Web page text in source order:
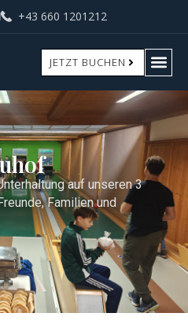
+43 660 1201212
JETZT BUCHEN
auf unseren 3
Familien und